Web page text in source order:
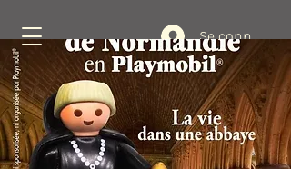
Se connecter
Réservez